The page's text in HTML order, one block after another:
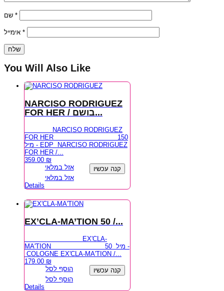
*
*
You Will Also Like
NARCISO RODRIGUEZ
FOR HER / בושם...
NARCISO RODRIGUEZ
FOR HER 150
מיל - EDP NARCISO RODRIGUEZ
FOR HER /...
359.00 ₪
אזל במלאי
קנה עכשיו
אזל במלאי
Details
EX’CLA-MA’TION 50 /...
EX'CLA-
MA'TION 50 מיל -
COLOGNE EX'CLA-MA'TION /...
179.00 ₪
הוסף לסל
קנה עכשיו
הוסף לסל
Details